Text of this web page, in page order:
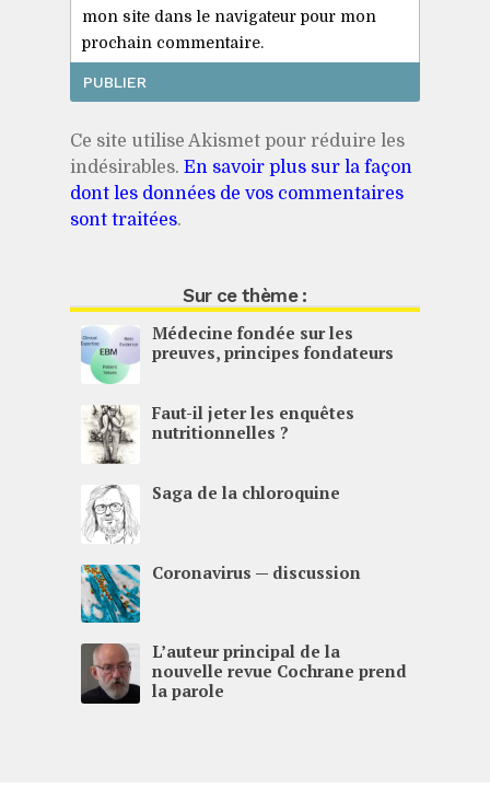
mon site dans le navigateur pour mon
prochain commentaire.
Ce site utilise Akismet pour réduire les
indésirables. En savoir plus sur la façon
dont les données de vos commentaires
sont traitées.
Sur ce thème :
Médecine fondée sur les
preuves, principes fondateurs
Faut-il jeter les enquêtes
nutritionnelles ?
Saga de la chloroquine
Coronavirus — discussion
L’auteur principal de la
nouvelle revue Cochrane prend
la parole